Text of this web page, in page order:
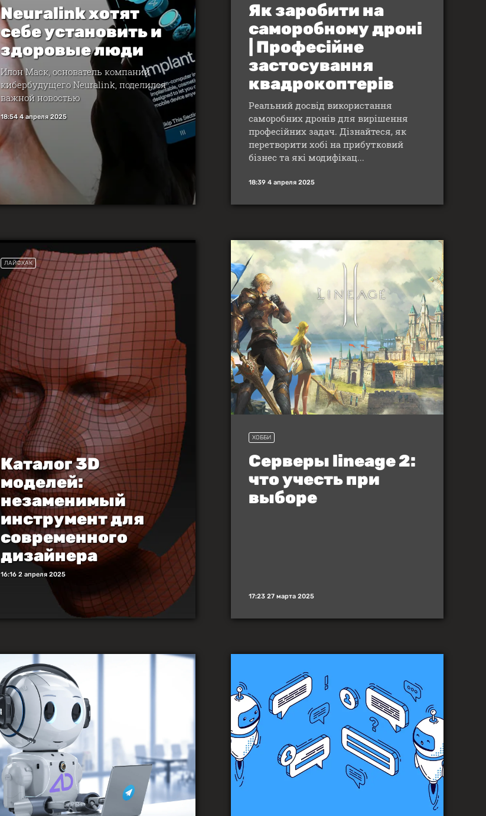
Neuralink хотят
себе установить и
здоровые люди
Илон Маск, основатель компании
кибербудущего Neuralink, поделился
важной новостью
18:54 4 апреля 2025
Як заробити на
саморобному дроні
| Професійне
застосування
квадрокоптерів
Реальний досвід використання
саморобних дронів для вирішення
професійних задач. Дізнайтеся, як
перетворити хобі на прибутковий
бізнес та які модифікац...
18:39 4 апреля 2025
ЛАЙФХАК
Каталог 3D
моделей:
незаменимый
инструмент для
современного
дизайнера
16:16 2 апреля 2025
ХОББИ
Серверы lineage 2:
что учесть при
выборе
17:23 27 марта 2025